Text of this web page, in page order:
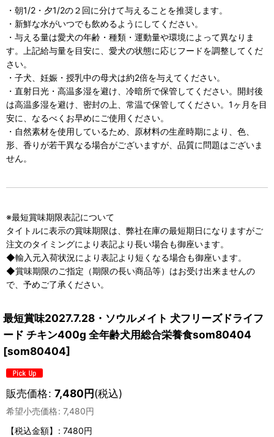
・朝1/2・夕1/2の２回に分けて与えることを推奨します。
・新鮮な水がいつでも飲めるようにしてください。
・与える量は愛犬の年齢・種類・運動量や環境によって異なりま
す。上記給与量を目安に、愛犬の状態に応じフードを調整してくだ
さい。
・子犬、妊娠・授乳中の母犬は約2倍を与えてください。
・直射日光・高温多湿を避け、冷暗所で保管してください。開封後
は高温多湿を避け、密封の上、常温で保管してください。1ヶ月を目
安に、なるべくお早めにご使用ください。
・自然素材を使用しているため、原材料の生産時期により、色、
形、香りが若干異なる場合がございますが、品質に問題はございま
せん。
※最短賞味期限表記について
タイトルに表示の賞味期限は、弊社在庫の最短期日になりますがご
注文のタイミングにより表記より長い場合も御座います。
◆輸入元入荷状況により表記より短くなる場合も御座います。
◆賞味期限のご指定（期限の長い商品等）はお受け出来ませんの
で、予めご了承ください。
最短賞味2027.7.28・ソウルメイト 犬フリーズドライフ
ード チキン400g 全年齢犬用総合栄養食som80404
[som80404]
販売価格: 7,480円(税込)
希望小売価格: 7,480円
【税込金額】
: 7480円